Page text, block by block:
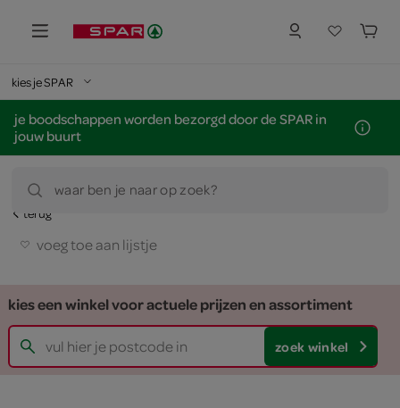
kies je SPAR
je boodschappen worden bezorgd door de SPAR in
jouw buurt
waar ben je naar op zoek?
terug
voeg toe aan lijstje
kies een winkel voor actuele prijzen en assortiment
zoek winkel